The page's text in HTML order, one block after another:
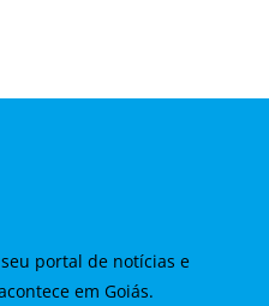
portal de notícias e
em Goiás.